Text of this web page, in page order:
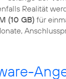
Realität
(10 GB)für